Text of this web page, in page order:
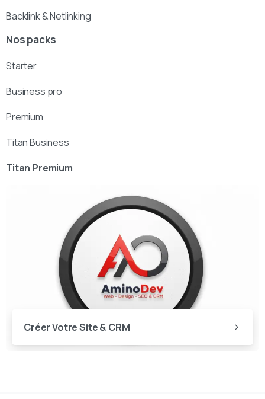
Backlink & Netlinking
Nos packs
Starter
Business pro
Premium
Titan Business
Titan Premium
Créer Votre Site & CRM